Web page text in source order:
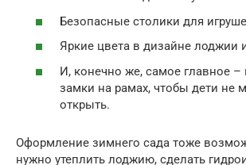
Безопасные столики для
Яркие цвета в дизайне лоджии
И, конечно же, самое главное
замки на рамах, чтобы дети не
открыть.
Оформление зимнего сада тоже
нужно утеплить лоджию, сделать